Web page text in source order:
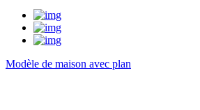
Modèle de maison avec plan